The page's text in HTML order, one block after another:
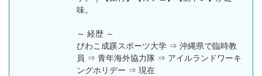
味。
～ 経歴 ～
びわこ成蹊スポーツ大学 ⇒ 沖縄県で臨時教
員 ⇒ 青年海外協力隊 ⇒ アイルランドワーキ
ングホリデー ⇒ 現在